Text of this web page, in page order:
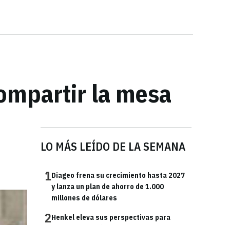
la mesa
LO MÁS LEÍDO DE LA SEMANA
1Diageo frena su crecimiento hasta 2027
y lanza un plan de ahorro de 1.000
millones de dólares
2Henkel eleva sus perspectivas para